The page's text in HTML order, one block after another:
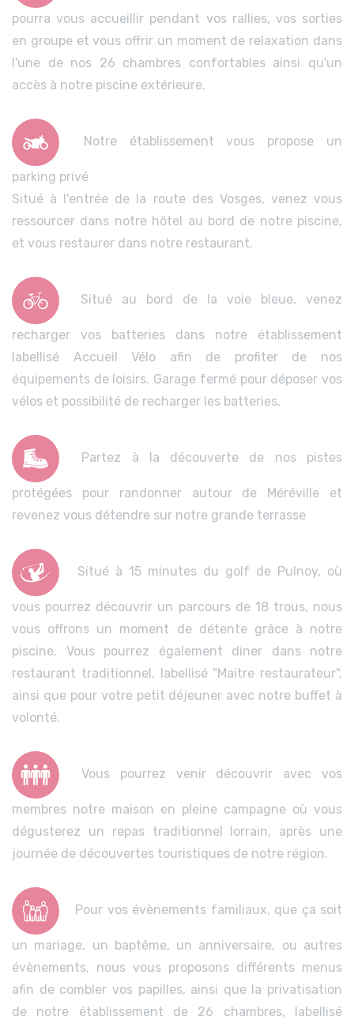
pourra vous accueillir pendant vos rallies, vos sorties
en groupe et vous offrir un moment de relaxation dans
l'une de nos 26 chambres confortables ainsi qu'un
accès à notre piscine extérieure.
Notre établissement vous propose un
parking privé
Situé à l'entrée de la route des Vosges, venez vous
ressourcer dans notre hôtel au bord de notre piscine,
et vous restaurer dans notre restaurant.
Situé au bord de la voie bleue, venez
recharger vos batteries dans notre établissement
labellisé Accueil Vélo afin de profiter de nos
équipements de loisirs. Garage fermé pour déposer vos
vélos et possibilité de recharger les batteries.
Partez à la découverte de nos pistes
protégées pour randonner autour de Méréville et
revenez vous détendre sur notre grande terrasse
Situé à 15 minutes du golf de Pulnoy, où
vous pourrez découvrir un parcours de 18 trous, nous
vous offrons un moment de détente grâce à notre
piscine. Vous pourrez également diner dans notre
restaurant traditionnel, labellisé "Maitre restaurateur",
ainsi que pour votre petit déjeuner avec notre buffet à
volonté.
Vous pourrez venir découvrir avec vos
membres notre maison en pleine campagne où vous
dégusterez un repas traditionnel lorrain, après une
journée de découvertes touristiques de notre région.
Pour vos évènements familiaux, que ça soit
un mariage, un baptême, un anniversaire, ou autres
évènements, nous vous proposons différents menus
afin de combler vos papilles, ainsi que la privatisation
de notre établissement de 26 chambres, labellisé